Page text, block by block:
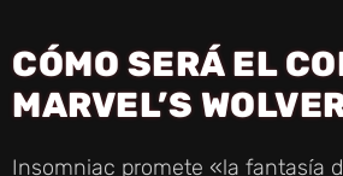
CÓMO SERÁ EL
MARVEL’S
Insomniac promete «la fantasía